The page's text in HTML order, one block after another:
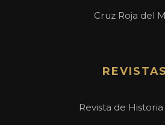
Cruz Roja del
REVISTAS
Revista de